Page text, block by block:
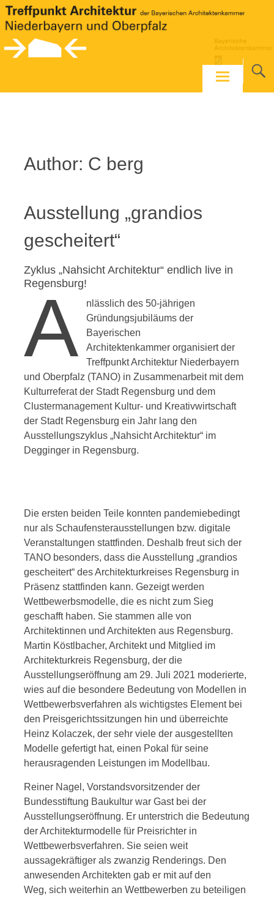
Skip
to
Author: C berg
Ausstellung „grandios
gescheitert“
Zyklus „Nahsicht Architektur“ endlich live in
Regensburg!
A
nlässlich des 50-jährigen
Gründungsjubiläums der
Bayerischen
Architektenkammer organisiert der
Treffpunkt Architektur Niederbayern
und Oberpfalz (TANO) in Zusammenarbeit mit dem
Kulturreferat der Stadt Regensburg und dem
Clustermanagement Kultur- und Kreativwirtschaft
der Stadt Regensburg ein Jahr lang den
Ausstellungszyklus „Nahsicht Architektur“ im
Degginger in Regensburg.
Die ersten beiden Teile konnten pandemiebedingt
nur als Schaufensterausstellungen bzw. digitale
Veranstaltungen stattfinden. Deshalb freut sich der
TANO besonders, dass die Ausstellung „grandios
gescheitert“ des Architekturkreises Regensburg in
Präsenz stattfinden kann. Gezeigt werden
Wettbewerbsmodelle, die es nicht zum Sieg
geschafft haben. Sie stammen alle von
Architektinnen und Architekten aus Regensburg.
Martin Köstlbacher, Architekt und Mitglied im
Architekturkreis Regensburg, der die
Ausstellungseröffnung am 29. Juli 2021 moderierte,
wies auf die besondere Bedeutung von Modellen in
Wettbewerbsverfahren als wichtigstes Element bei
den Preisgerichtssitzungen hin und überreichte
Heinz Kolaczek, der sehr viele der ausgestellten
Modelle gefertigt hat, einen Pokal für seine
herausragenden Leistungen im Modellbau.
Reiner Nagel, Vorstandsvorsitzender der
Bundesstiftung Baukultur war Gast bei der
Ausstellungseröffnung. Er unterstrich die Bedeutung
der Architekturmodelle für Preisrichter in
Wettbewerbsverfahren. Sie seien weit
aussagekräftiger als zwanzig Renderings. Den
anwesenden Architekten gab er mit auf den
Weg, sich weiterhin an Wettbewerben zu beteiligen